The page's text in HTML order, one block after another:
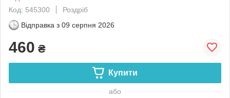
Код: 545300
Роздріб
Відправка з 09 серпня 2026
460 ₴
Купити
або